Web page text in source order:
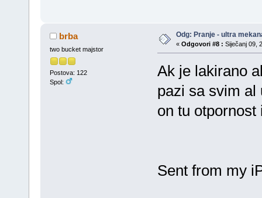
brba
two bucket majstor
Postova: 122
Spol:
Odg: Pranje - ultra
« Odgovori #8 : Siječanj 09,
Ak je lakirano
pazi sa svim al
on tu
Sent from my